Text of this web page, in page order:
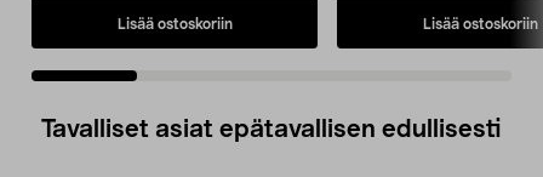
Lisää ostoskoriin Lisää ostoskoriin
Tavalliset asiat epätavallisen edullisesti